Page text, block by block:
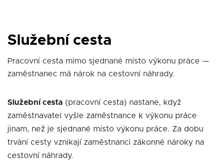
Služební cesta
Pracovní cesta mimo sjednané místo výkonu práce —
zaměstnanec má nárok na cestovní náhrady.
Služební cesta (pracovní cesta) nastane, když
zaměstnavatel vyšle zaměstnance k výkonu práce
jinam, než je sjednané místo výkonu práce. Za dobu
trvání cesty vznikají zaměstnanci zákonné nároky na
cestovní náhrady.